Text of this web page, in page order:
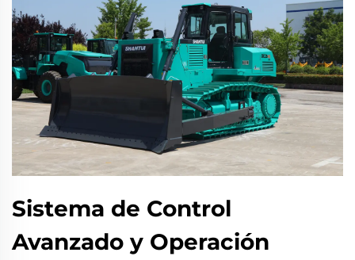
Sistema de Control
Avanzado y Operación